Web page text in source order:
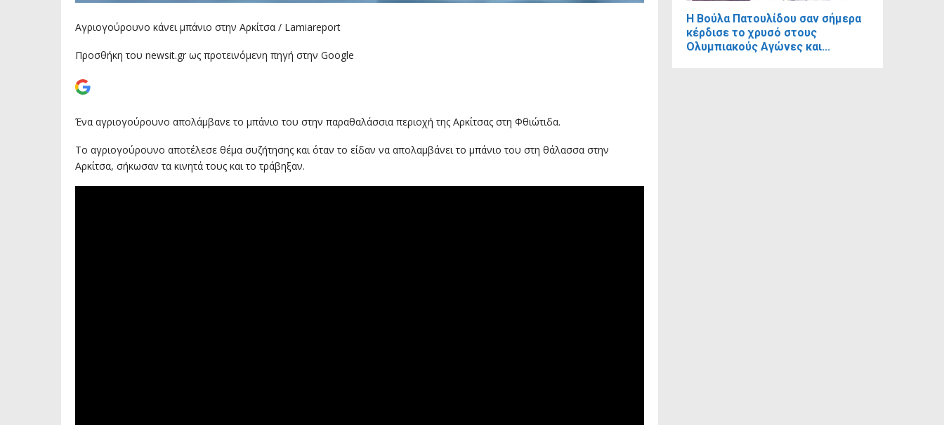
Αγριογούρουνο κάνει μπάνιο στην Αρκίτσα / Lamiareport
Προσθήκη του newsit.gr ως προτεινόμενη πηγή στην Google
Ένα αγριογούρουνο απολάμβανε το μπάνιο του στην παραθαλάσσια περιοχή της Αρκίτσας στη Φθιώτιδα.
Το αγριογούρουνο αποτέλεσε θέμα συζήτησης και όταν το είδαν να απολαμβάνει το μπάνιο του στη θάλασσα στην
Αρκίτσα, σήκωσαν τα κινητά τους και το τράβηξαν.
Η Βούλα Πατουλίδου σαν σήμερα
κέρδισε το χρυσό στους
Ολυμπιακούς Αγώνες και...